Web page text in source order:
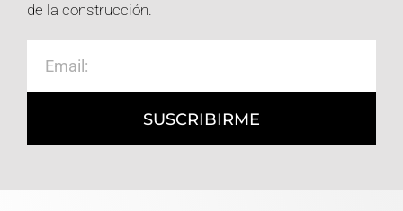
de la construcción.
SUSCRIBIRME